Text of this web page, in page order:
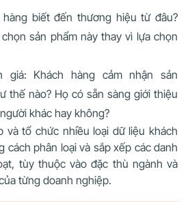
biết đến thương hiệu từ đâu?
sản phẩm này thay vì lựa chọn
giá: Khách hàng cảm nhận sản
thế nào? Họ có sẵn sàng giới thiệu
khác hay không?
và tổ chức nhiều loại dữ liệu khách
cách phân loại và sắp xếp các danh
tùy thuộc vào đặc thù ngành và
từng doanh nghiệp.